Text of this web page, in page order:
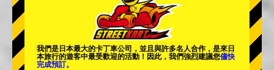
東京 秋葉原 #2
東京 澀谷分店 東京灣
我們是日本最大的卡丁車公司，並且與許多名人合作，是來日
本旅行的遊客中最受歡迎的活動 ！因此，我們強烈建議您儘快
完成預訂。